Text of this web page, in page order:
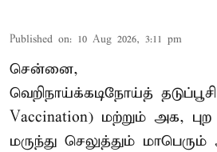
Published on: 10 Aug 2026, 3:11 pm
சென்னை,
வெறிநாய்க்கடிநோய்த்
Vaccination) மற்றும் அக,
மருந்து செலுத்தும்